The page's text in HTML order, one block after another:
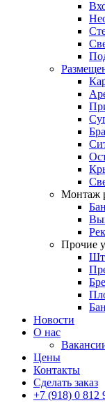
Монтаж
Прочие
Новости
О нас
Цены
Контакты
Сделать заказ
+7 (918) 0 812